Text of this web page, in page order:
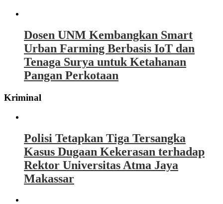
Dosen UNM Kembangkan Smart
Urban Farming Berbasis IoT dan
Tenaga Surya untuk Ketahanan
Pangan Perkotaan
Kriminal
Polisi Tetapkan Tiga Tersangka
Kasus Dugaan Kekerasan terhadap
Rektor Universitas Atma Jaya
Makassar